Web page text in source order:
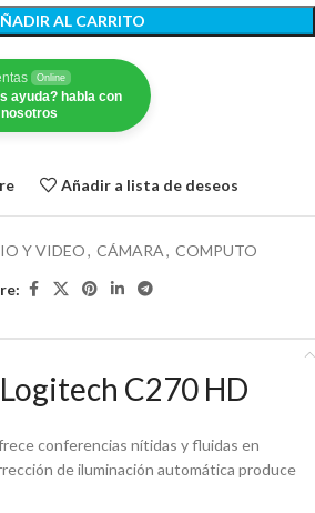
AL CARRITO
Online
ayuda? habla con
nosotros
Añadir a lista de deseos
Y VIDEO, CÁMARA, COMPUTO
C270 HD
conferencias nítidas y fluidas en
de iluminación automática produce